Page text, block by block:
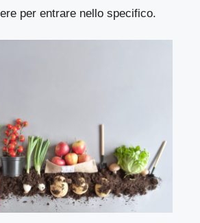
per entrare nello specifico.